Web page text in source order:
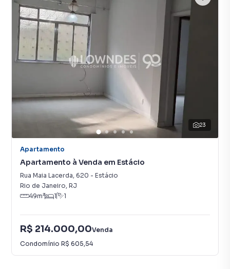
23
Apartamento
Apartamento à Venda em Estácio
Rua Maia Lacerda, 620 - Estácio
Rio de Janeiro, RJ
49m² 1 1
R$ 214.000,00Venda
Condomínio R$ 605,54